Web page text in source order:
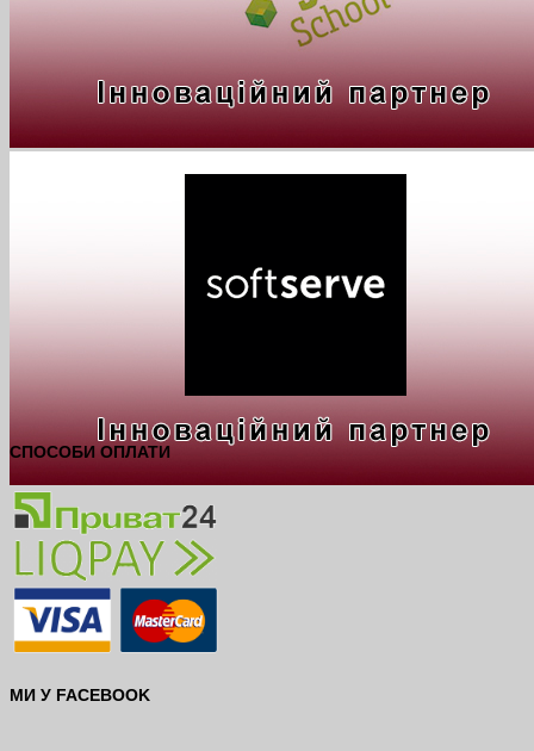
СПОСОБИ ОПЛАТИ
МИ У FACEBOOK